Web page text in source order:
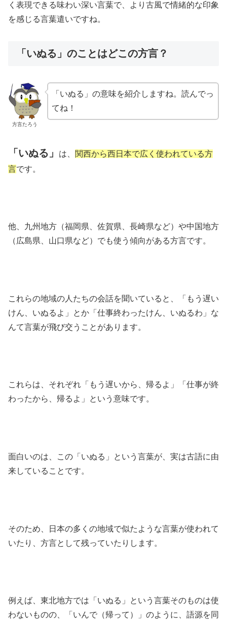
く表現できる味わい深い言葉で、より古風で情緒的な印象
を感じる言葉遣いですね。
「いぬる」のことはどこの方言？
方言たろう
「いぬる」の意味を紹介しますね。読んでっ
てね！
「いぬる」 は、 関西から西日本で広く使われている方
言です。
他、九州地方（福岡県、佐賀県、長崎県など）や中国地方
（広島県、山口県など）でも使う傾向がある方言です。
これらの地域の人たちの会話を聞いていると、「もう遅い
けん、いぬるよ」とか「仕事終わったけん、いぬるわ」な
んて言葉が飛び交うことがあります。
これらは、それぞれ「もう遅いから、帰るよ」「仕事が終
わったから、帰るよ」という意味です。
面白いのは、この「いぬる」という言葉が、実は古語に由
来していることです。
そのため、日本の多くの地域で似たような言葉が使われて
いたり、方言として残っていたりします。
例えば、東北地方では「いぬる」という言葉そのものは使
わないものの、「いんで（帰って）」のように、語源を同